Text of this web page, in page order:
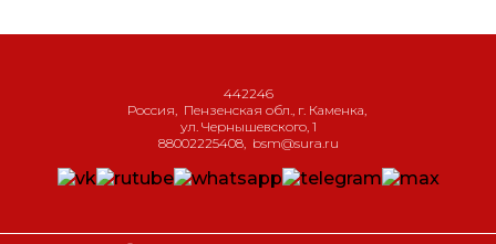
442246
Россия, Пензенская обл., г. Каменка,
ул. Чернышевского, 1
88002225408, bsm@sura.ru